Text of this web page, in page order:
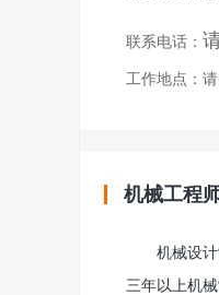
联系电话：
工作地点：
机械工程
机械设计制
三年以上机